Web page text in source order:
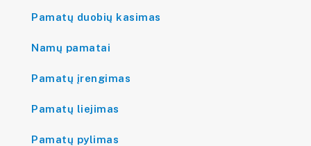
Pamatų duobių kasimas
Namų pamatai
Pamatų įrengimas
Pamatų liejimas
Pamatų pylimas